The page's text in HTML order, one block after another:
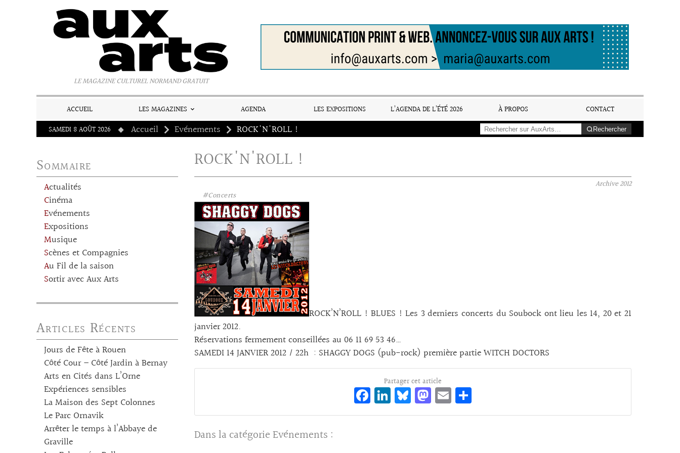
LE MAGAZINE CULTUREL NORMAND GRATUIT
ACCUEIL LES MAGAZINES AGENDA LES EXPOSITIONS L’AGENDA DE L’ÉTÉ 2026 À PROPOS
CONTACT
SAMEDI 8 AOÛT 2026
Accueil Evénements ROCK'N'ROLL ! Rechercher
Sommaire
Actualités
Cinéma
Evénements
Expositions
Musique
Scènes et Compagnies
Au Fil de la saison
Sortir avec Aux Arts
Articles Récents
Jours de Fête à Rouen
Côté Cour – Côté Jardin à Bernay
Arts en Cités dans L’Orne
Expériences sensibles
La Maison des Sept Colonnes
Le Parc Ornavik
Arrêter le temps à l’Abbaye de
Graville
ROCK'N'ROLL !
Archive2012
#Concerts
ROCK’N’ROLL ! BLUES ! Les 3 derniers concerts du Soubock ont lieu les 14, 20 et 21
janvier 2012.
Réservations fermement conseillées au 06 11 69 53 46…
SAMEDI 14 JANVIER 2012 / 22h : SHAGGY DOGS (pub-rock) première partie WITCH DOCTORS
Partager cet article
Fa
ce
Li
n
Bl
ue
M
as
E
m rt
Dans la catégorieEvénements :
Panneau de gestion des cookies